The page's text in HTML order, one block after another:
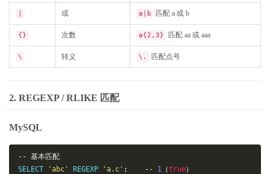
或 a|b 匹配 a 或 b
{} 次数 a{2,3} 匹配 aa 或 aaa
\ 转义 \. 匹配点号
2. REGEXP / RLIKE 匹配
MySQL
-- 基本匹配
SELECT
'abc' REGEXP 'a.c' ; -- 1 （true）